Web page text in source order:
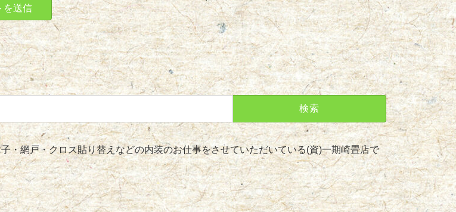
・網戸・クロス貼り替えなどの内装のお仕事をさせていただいている(資)一期崎畳店で